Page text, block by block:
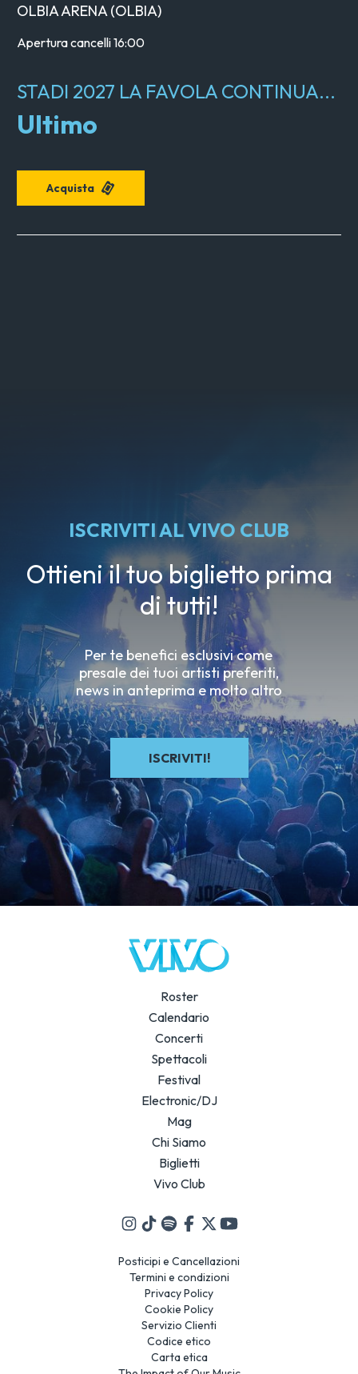
OLBIA ARENA (OLBIA)
Apertura cancelli16:00
STADI 2027 LA FAVOLA CONTINUA...
Ultimo
Acquista
ISCRIVITI AL VIVO CLUB
Ottieni il tuo biglietto prima
di tutti!
Per te benefici esclusivi come
presale dei tuoi artisti preferiti,
news in anteprima e molto altro
ISCRIVITI!
Roster
Calendario
Concerti
Spettacoli
Festival
Electronic/DJ
Mag
Chi Siamo
Biglietti
Vivo Club
Posticipi e Cancellazioni
Termini e condizioni
Privacy Policy
Cookie Policy
Servizio Clienti
Codice etico
Carta etica